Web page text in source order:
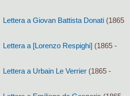
Lettera a Giovan Battista Donati (1865
Lettera a [Lorenzo Respighi] (1865 -
Lettera a Urbain Le Verrier (1865 -